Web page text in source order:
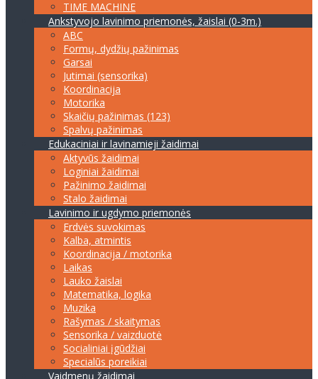
TIME MACHINE
Ankstyvojo lavinimo priemonės, žaislai (0-3m.)
ABC
Formų, dydžių pažinimas
Garsai
Jutimai (sensorika)
Koordinacija
Motorika
Skaičių pažinimas (123)
Spalvų pažinimas
Edukaciniai ir lavinamieji žaidimai
Aktyvūs žaidimai
Loginiai žaidimai
Pažinimo žaidimai
Stalo žaidimai
Lavinimo ir ugdymo priemonės
Erdvės suvokimas
Kalba, atmintis
Koordinacija / motorika
Laikas
Lauko žaislai
Matematika, logika
Muzika
Rašymas / skaitymas
Sensorika / vaizduotė
Socialiniai įgūdžiai
Specialūs poreikiai
Vaidmenų žaidimai